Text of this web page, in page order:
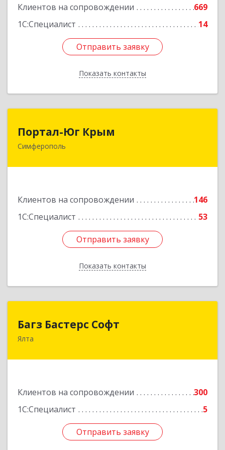
Клиентов на сопровождении
669
1С:Специалист
14
Отправить заявку
Показать контакты
Отправить заявку
Назад
Портал-Юг Крым
Симферополь
Клиентов на сопровождении
146
1С:Специалист
53
Отправить заявку
Показать контакты
295015, Крым Респ, Симферополь г, Козлова ул,
Отправить заявку
Назад
Багз Бастерс Софт
Ялта
Клиентов на сопровождении
300
1С:Специалист
5
Отправить заявку
Багз Бастерс Софт
298603, Крым Респ, Ялта г, Свердлова ул, дом №
Отправить заявку